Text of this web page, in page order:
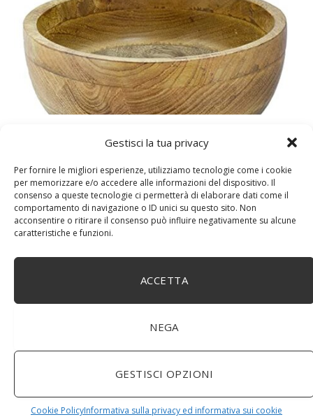
Gestisci la tua privacy
Per fornire le migliori esperienze, utilizziamo tecnologie come i cookie
per memorizzare e/o accedere alle informazioni del dispositivo. Il
consenso a queste tecnologie ci permetterà di elaborare dati come il
comportamento di navigazione o ID unici su questo sito. Non
acconsentire o ritirare il consenso può influire negativamente su alcune
caratteristiche e funzioni.
ACCETTA
NEGA
GESTISCI OPZIONI
Cookie PolicyInformativa sulla privacy ed informativa sui cookie
24,5cm Ø x 9,5 cm di altezza, finitura a cera naturale
unici.
BuoQua Estrattore di Succo Manuale per Le Erbe di
Grano Spremiagrumi in Acciaio Inox A Mano Erba di
Grano Spremi Frutta Verdura Estrattore di Succo
Professionale